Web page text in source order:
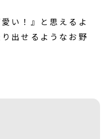
い！』と思えるよ
出せるようなお野